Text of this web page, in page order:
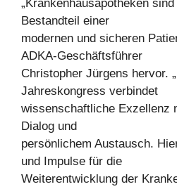
„Krankenhausapotheken
Bestandteil einer
modernen und sicheren
ADKA-Geschäftsführer
Christopher Jürgens hervor.
Jahreskongress verbindet
wissenschaftliche Exzellenz
Dialog und
persönlichem Austausch.
und Impulse für die
Weiterentwicklung der